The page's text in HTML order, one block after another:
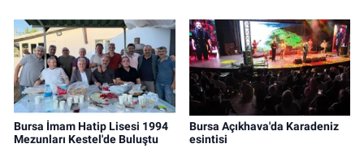
Bursa İmam Hatip Lisesi 1994
Mezunları Kestel'de Buluştu
Bursa Açıkhava'da Karadeniz
esintisi